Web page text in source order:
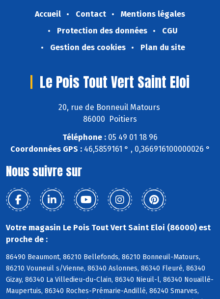
Accueil Contact
Mentions légales
Protection des données
CGU
Gestion des cookies
Plan du site
Le Pois Tout Vert Saint Eloi
20, rue de Bonneuil Matours
86000 Poitiers
Téléphone : 05 49 01 18 96
Coordonnées GPS :46,5859161 ° , 0,366916100000026 °
Nous suivre sur
Votre magasin Le Pois Tout Vert Saint Eloi (86000) est
proche de :
86490 Beaumont, 86210 Bellefonds, 86210 Bonneuil-Matours,
86210 Vouneuil s/Vienne, 86340 Aslonnes, 86340 Fleuré, 86340
Gizay, 86340 La Villedieu-du-Clain, 86340 Nieuil-l, 86340 Nouaillé-
Maupertuis, 86340 Roches-Prémarie-Andillé, 86240 Smarves,